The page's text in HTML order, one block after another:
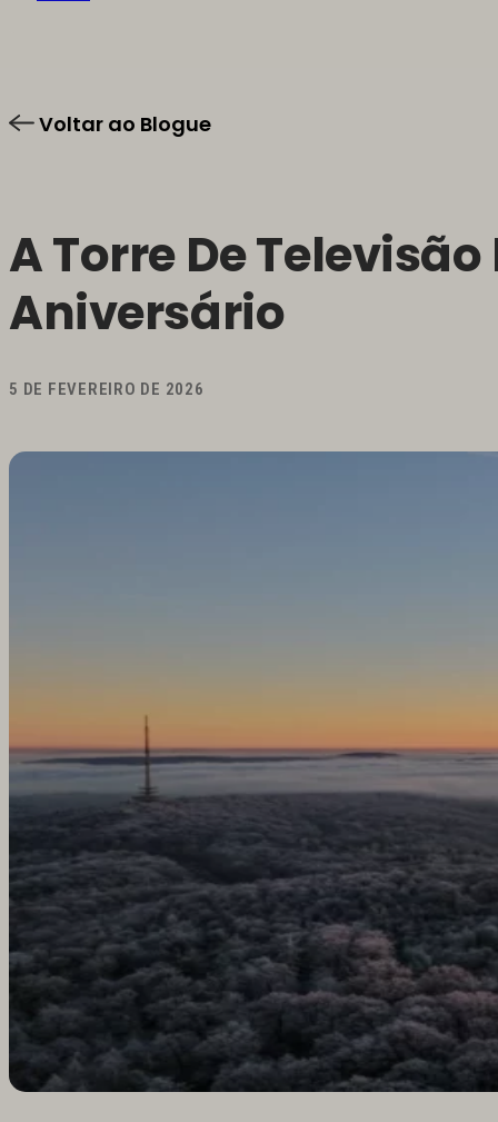
Voltar ao Blogue
A Torre De
Aniversário
5 DE FEVEREIRO DE 2026